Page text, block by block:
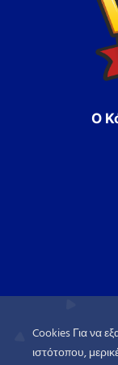
Ο
Cookies Για να
ιστότοπου,